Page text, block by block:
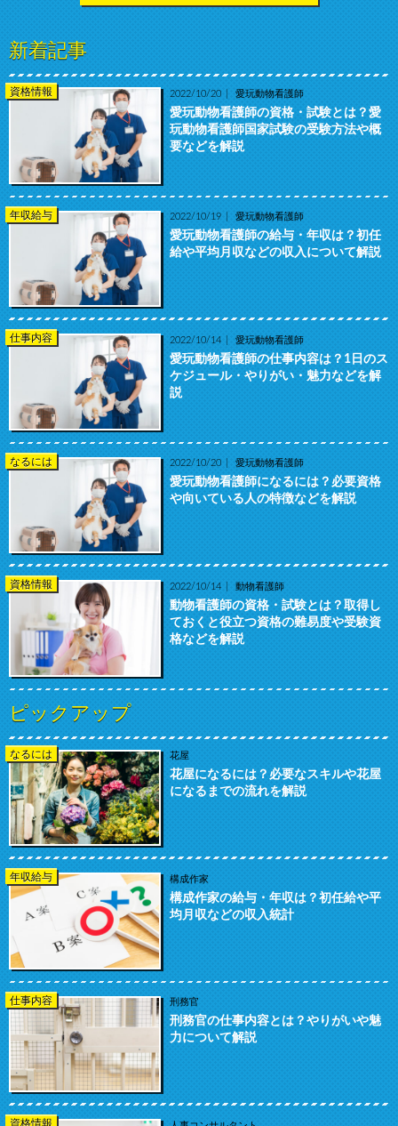
新着記事
資格情報 2022/10/20 愛玩動物看護師
愛玩動物看護師の資格・試験とは？愛
玩動物看護師国家試験の受験方法や概
要などを解説
年収給与 2022/10/19 愛玩動物看護師
愛玩動物看護師の給与・年収は？初任
給や平均月収などの収入について解説
仕事内容 2022/10/14 愛玩動物看護師
愛玩動物看護師の仕事内容は？1日のス
ケジュール・やりがい・魅力などを解
説
なるには 2022/10/20 愛玩動物看護師
愛玩動物看護師になるには？必要資格
や向いている人の特徴などを解説
資格情報 2022/10/14 動物看護師
動物看護師の資格・試験とは？取得し
ておくと役立つ資格の難易度や受験資
格などを解説
ピックアップ
なるには 花屋
花屋になるには？必要なスキルや花屋
になるまでの流れを解説
年収給与 構成作家
構成作家の給与・年収は？初任給や平
均月収などの収入統計
仕事内容 刑務官
刑務官の仕事内容とは？やりがいや魅
力について解説
資格情報